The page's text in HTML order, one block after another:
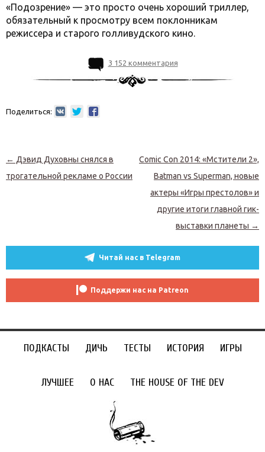
«Подозрение» — это просто очень хороший триллер,
обязательный к просмотру всем поклонникам
режиссера и старого голливудского кино.
3 152 комментария
Поделиться:
Навигация по записям
← Дэвид Духовны снялся в
трогательной рекламе о России
Comic Con 2014: «Мстители 2»,
Batman vs Superman, новые
актеры «Игры престолов» и
другие итоги главной гик-
выставки планеты →
Читай нас в Telegram
Поддержи нас на Patreon
ПОДКАСТЫ ДИЧЬ ТЕСТЫ ИСТОРИЯ ИГРЫ
ЛУЧШЕЕ О НАС THE HOUSE OF THE DEV